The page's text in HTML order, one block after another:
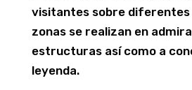
visitantes sobre diferentes
zonas se realizan en
estructuras así­ como a
leyenda.